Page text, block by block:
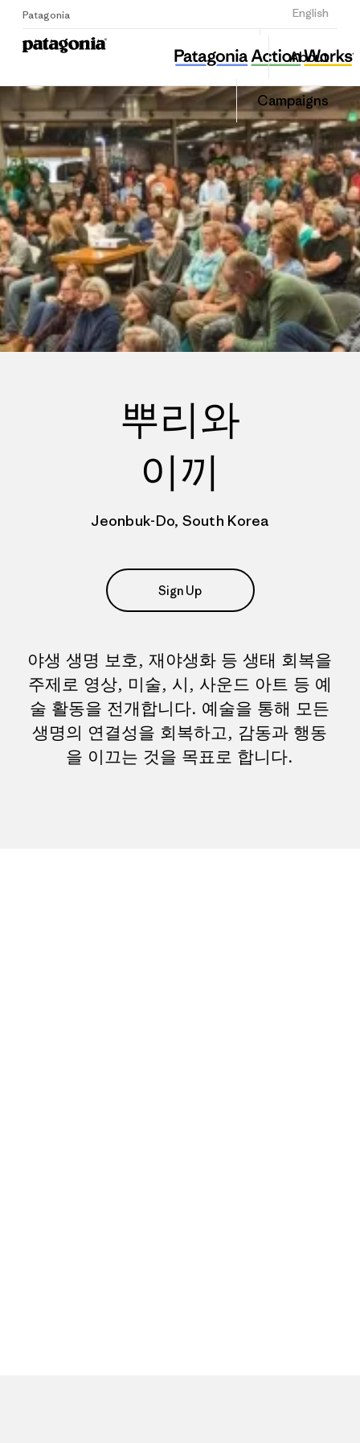
Patagonia English
Sign Up
About
Campaigns
뿌리와 이끼
Share
this
Share
on
뿌리와
이끼
Jeonbuk-Do, South Korea
Sign Up
야생 생명 보호, 재야생화 등 생태 회복을
주제로 영상, 미술, 시, 사운드 아트 등 예
술 활동을 전개합니다. 예술을 통해 모든
생명의 연결성을 회복하고, 감동과 행동
을 이끄는 것을 목표로 합니다.